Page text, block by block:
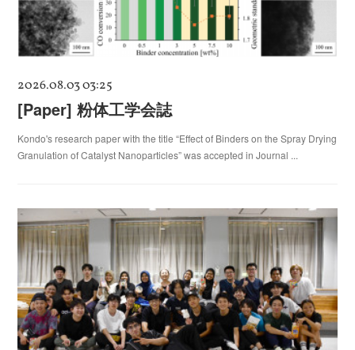
2026.08.03 03:25
[Paper] 粉体工学会誌
Kondo's research paper with the title “Effect of Binders on the Spray Drying
Granulation of Catalyst Nanoparticles” was accepted in Journal ...